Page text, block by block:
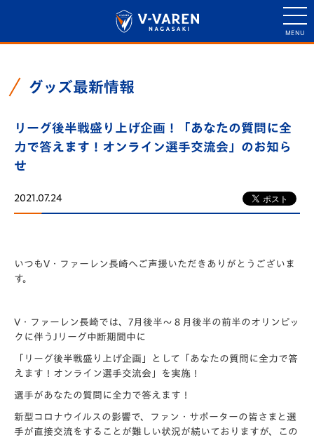
グッズ最新情報
リーグ後半戦盛り上げ企画！「あなたの質問に全
力で答えます！オンライン選手交流会」のお知ら
せ
2021.07.24
いつもV・ファーレン長崎へご声援いただきありがとうございま
す。
V・ファーレン長崎では、7月後半～８月後半の前半のオリンピッ
クに伴うJリーグ中断期間中に
「リーグ後半戦盛り上げ企画」として「あなたの質問に全力で答
えます！オンライン選手交流会」を実施！
選手があなたの質問に全力で答えます！
新型コロナウイルスの影響で、ファン・サポーターの皆さまと選
手が直接交流をすることが難しい状況が続いておりますが、この